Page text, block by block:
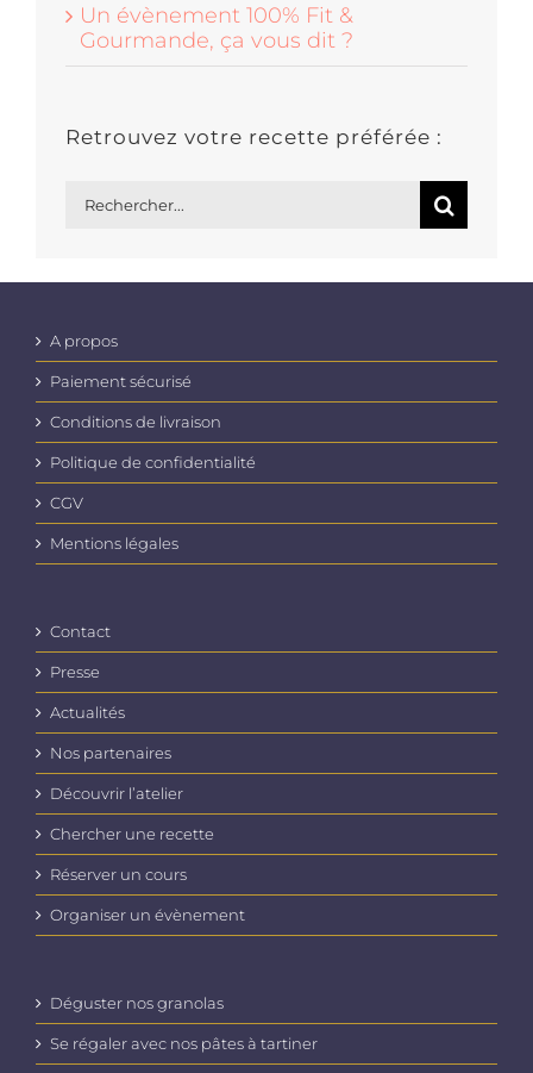
Un évènement 100% Fit &
Gourmande, ça vous dit ?
Retrouvez votre recette préférée :
A propos
Paiement sécurisé
Conditions de livraison
Politique de confidentialité
CGV
Mentions légales
Contact
Presse
Actualités
Nos partenaires
Découvrir l’atelier
Chercher une recette
Réserver un cours
Organiser un évènement
Déguster nos granolas
Se régaler avec nos pâtes à tartiner